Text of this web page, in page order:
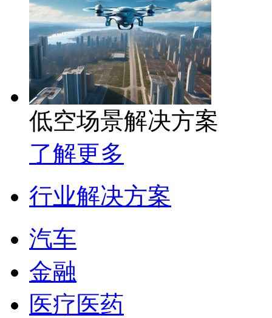
低空场景解决方案
了解更多
行业解决方案
汽车
金融
医疗医药